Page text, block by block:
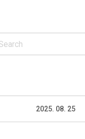
2025. 08. 25